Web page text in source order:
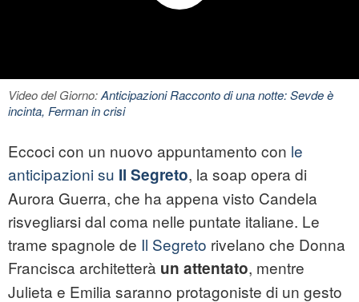
Video del Giorno:Anticipazioni Racconto di una notte: Sevde è
incinta, Ferman in crisi
Eccoci con un nuovo appuntamento con le
anticipazioni su Il Segreto, la soap opera di
Aurora Guerra, che ha appena visto Candela
risvegliarsi dal coma nelle puntate italiane. Le
trame spagnole de Il Segreto rivelano che Donna
Francisca architetterà un attentato, mentre
Julieta e Emilia saranno protagoniste di un gesto